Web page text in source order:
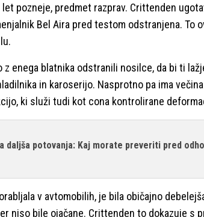
pozneje, predmet razprav. Crittenden
Bel Aira pred testom odstranjena. To
z enega blatnika odstranili nosilce, da bi ti
in karoserijo. Nasprotno pa ima
ki služi tudi kot cona kontrolirane
daljša potovanja: Kaj morate preveriti pred
v avtomobilih, je bila običajno
niso bile ojačane. Crittenden to dokazuje s